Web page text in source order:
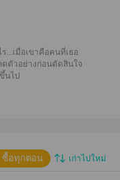
...เมื่อเขาคือคนที่เธอ
ดตัวอย่างก่อนตัดสินใจ
นไป
เก่าไปใหม่
ซื้อทุกตอน